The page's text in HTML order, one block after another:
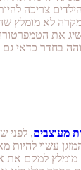
ובכל מקרה לא
להשיג את
בחדר כדאי
מעוצבים, לפני
עשוי להיות
מומלץ למקם את